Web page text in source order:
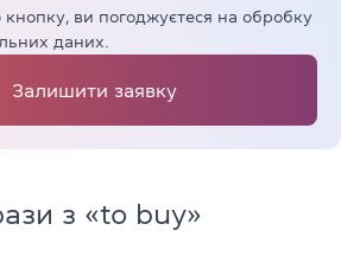
ви погоджуєтеся на обробку
даних.
Залишити заявку
з «to buy»